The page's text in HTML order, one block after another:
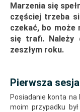
Marzenia się
częściej trzeba
czekać, bo może
się trafi. Należy
zeszłym roku.
Pierwsza sesja
Posiadanie konta
moim przypadku